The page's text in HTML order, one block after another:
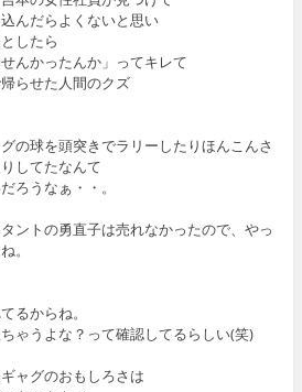
んだらよくないと思い
したら
んかったんか」ってキレて
らせた人間のクズ
の球を頭突きでラリーしたりほんこんさ
してたなんて
ろうなぁ・・。
ントの勇直子は売れなかったので、やっ
。
るからね。
ゃうよな？って確認してるらしい(笑)
ャグのおもしろさは